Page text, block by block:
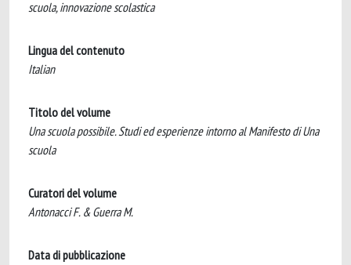
scuola, innovazione scolastica
Lingua del contenuto
Italian
Titolo del volume
Una scuola possibile. Studi ed esperienze intorno al Manifesto di Una
scuola
Curatori del volume
Antonacci F. & Guerra M.
Data di pubblicazione